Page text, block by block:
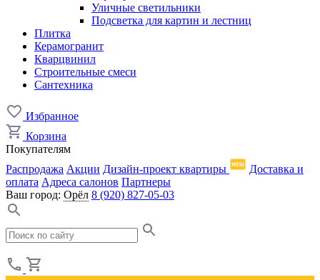
Уличные светильники
Подсветка для картин и лестниц
Плитка
Керамогранит
Кварцвинил
Строительные смеси
Сантехника
Избранное
Корзина
Покупателям
Распродажа Акции Дизайн-проект квартиры
Доставка и
оплата Адреса салонов Партнеры
Ваш город: Орёл 8 (920) 827-05-03